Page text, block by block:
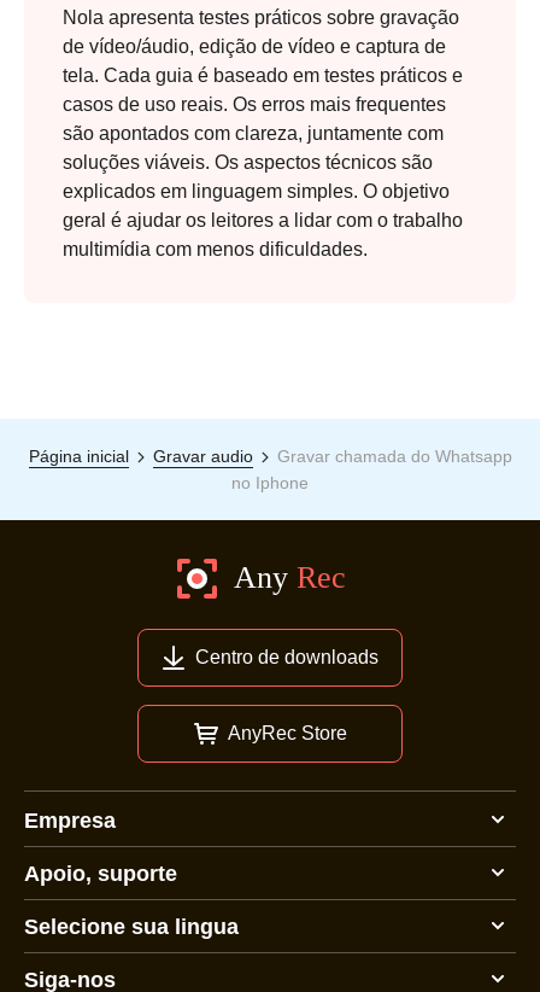
Nola apresenta testes práticos sobre gravação
de vídeo/áudio, edição de vídeo e captura de
tela. Cada guia é baseado em testes práticos e
casos de uso reais. Os erros mais frequentes
são apontados com clareza, juntamente com
soluções viáveis. Os aspectos técnicos são
explicados em linguagem simples. O objetivo
geral é ajudar os leitores a lidar com o trabalho
multimídia com menos dificuldades.
Página inicial Gravar audio
Gravar chamada do Whatsapp
no Iphone
Centro de downloads
AnyRec Store
Empresa
Apoio, suporte
Selecione sua lingua
Siga-nos